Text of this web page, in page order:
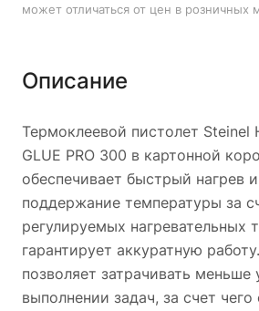
может отличаться от цен в розничных
Описание
Термоклеевой пистолет Steinel
GLUE PRO 300 в картонной
обеспечивает быстрый нагрев
поддержание температуры за
регулируемых нагревательных
гарантирует аккуратную
позволяет затрачивать меньше
выполнении задач, за счет